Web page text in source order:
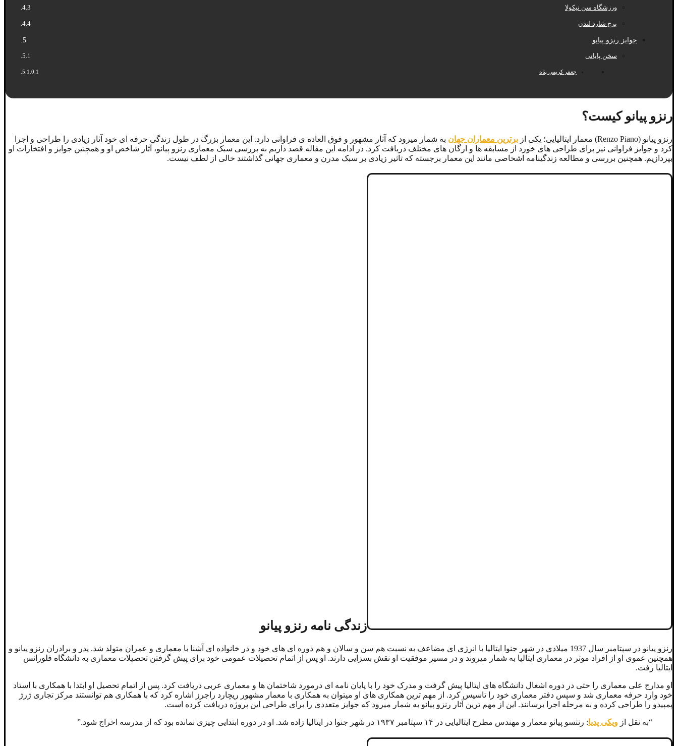
ورزشگاه سن نیکولا
برج شارد لندن
جوایز رنزو پیانو
سخن پایانی
جعفر کریمی پناه
رنزو پیانو کیست؟
رنزو پیانو (Renzo Piano) معمار ایتالیایی؛ یکی از برترین معماران جهان به شمار میرود که آثار مشهور و فوق العاده ی فراوانی دارد. این معمار بزرگ در طول زندگی حرفه ای خود آثار زیادی را طراحی و اجرا
کرد و جوایز فراوانی نیز برای طراحی های خورد از مسابقه ها و ارگان های مختلف دریافت کرد. در ادامه این مقاله قصد داریم به بررسی سبک معماری رنزو پیانو، آثار شاخص او و همچنین جوایز و افتخارات او
بپردازیم. همچنین بررسی و مطالعه زندگینامه اشخاصی مانند این معمار برجسته که تاثیر زیادی بر سبک مدرن و معماری جهانی گذاشتند خالی از لطف نیست.
زندگی نامه رنزو پیانو
رنزو پیانو در سپتامبر سال 1937 میلادی در شهر جنوا ایتالیا با انرژی ای مضاعف به نسبت هم سن و سالان و هم دوره ای های خود و در خانواده ای آشنا با معماری و عمران متولد شد. پدر و برادران رنزو پیانو و
همچنین عموی او از افراد موثر در معماری ایتالیا به شمار میروند و در مسیر موفقیت او نقش بسزایی دارند. او پس از اتمام تحصیلات عمومی خود برای پیش گرفتن تحصیلات معماری به دانشگاه فلورانس
ایتالیا رفت.
او مدارج علی معماری را حتی در دوره اشغال دانشگاه های ایتالیا پیش گرفت و مدرک خود را با پایان نامه ای درمورد شاختمان ها و معماری عربی دریافت کرد. پس از اتمام تحصیل او ابتدا با همکاری با استاد
خود وارد حرفه معماری شد و سپس دفتر معماری خود را تاسیس کرد. از مهم ترین همکاری های او میتوان به همکاری با معمار مشهور ریچارد راجرز اشاره کرد که با همکاری هم توانستند مرکز تجاری ژرژ
پمپیدو را طراحی کرده و به مرحله اجرا برسانند. این از مهم ترین آثار رنزو پیانو به شمار میرود که جوایز متعددی را برای طراحی این پروژه دریافت کرده است.
“به نقل از ویکی پدیا: رنتسو پیانو معمار و مهندس مطرح ایتالیایی در ۱۴ سپتامبر ۱۹۳۷ در شهر جنوا در ایتالیا زاده شد. او در دوره ابتدایی چیزی نمانده بود که از مدرسه اخراج شود.”